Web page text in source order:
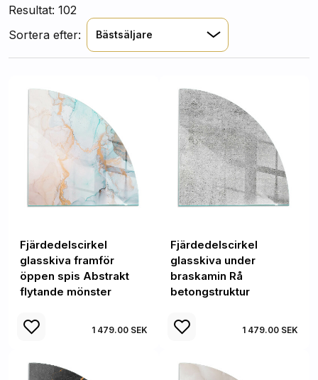
Resultat: 102
Sortera efter:
Bästsäljare
Fjärdedelscirkel
glasskiva framför
öppen spis Abstrakt
flytande mönster
1 479.00 SEK
Fjärdedelscirkel
glasskiva under
braskamin Rå
betongstruktur
1 479.00 SEK